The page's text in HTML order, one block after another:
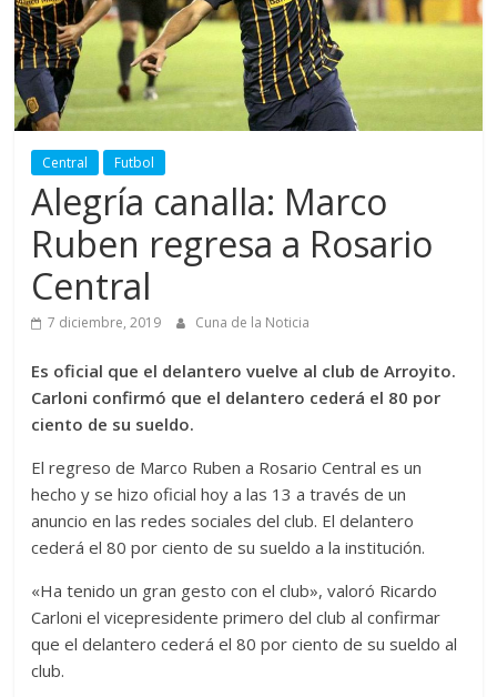
Central Futbol
Alegría canalla: Marco
Ruben regresa a Rosario
Central
7 diciembre, 2019 Cuna de la Noticia
Es oficial que el delantero vuelve al club de Arroyito.
Carloni confirmó que el delantero cederá el 80 por
ciento de su sueldo.
El regreso de Marco Ruben a Rosario Central es un
hecho y se hizo oficial hoy a las 13 a través de un
anuncio en las redes sociales del club. El delantero
cederá el 80 por ciento de su sueldo a la institución.
«Ha tenido un gran gesto con el club», valoró Ricardo
Carloni el vicepresidente primero del club al confirmar
que el delantero cederá el 80 por ciento de su sueldo al
club.